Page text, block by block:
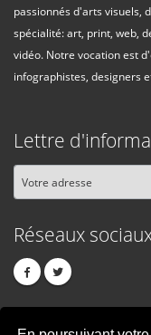
passionnés d'arts visuels,
spécialité: art, print, web,
vidéo. Notre vocation est
infographistes, designers
Lettre
Réseaux